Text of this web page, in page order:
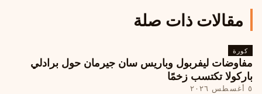
مقالات ذات صلة
كورة
مفاوضات ليفربول وباريس سان جيرمان حول برادلي
باركولا تكتسب زخمًا
٥ أغسطس ٢٠٢٦